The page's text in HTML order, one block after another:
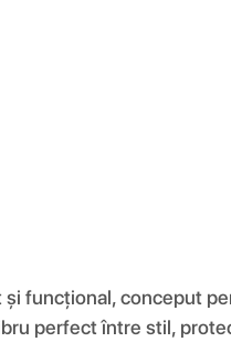
funcțional, conceput
perfect între stil,